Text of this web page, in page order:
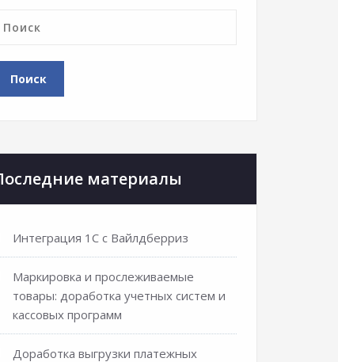
материалы
Интеграция 1С с Вайлдберриз
Маркировка и прослеживаемые
товары: доработка учетных систем и
кассовых программ
Доработка выгрузки платежных